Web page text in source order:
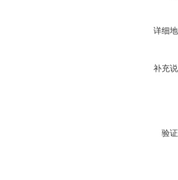
详细
补充
验